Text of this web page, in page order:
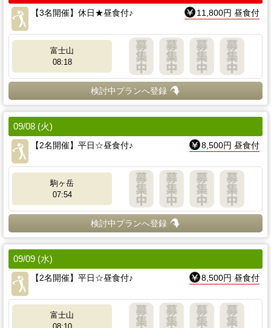
【3名開催】休日★昼食付♪
11,800円 昼食付
富士山
08:18
検討中プランへ登録
09/08 (火)
【2名開催】平日☆昼食付♪
8,500円 昼食付
駒ヶ岳
07:54
検討中プランへ登録
09/09 (水)
【2名開催】平日☆昼食付♪
8,500円 昼食付
富士山